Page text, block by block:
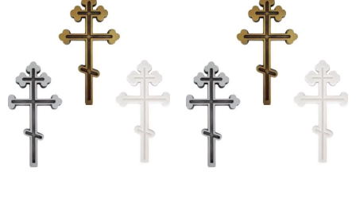
Цоколь из гранита
Ограды из гранита
Столбы для ограды чугун
Ограды металл